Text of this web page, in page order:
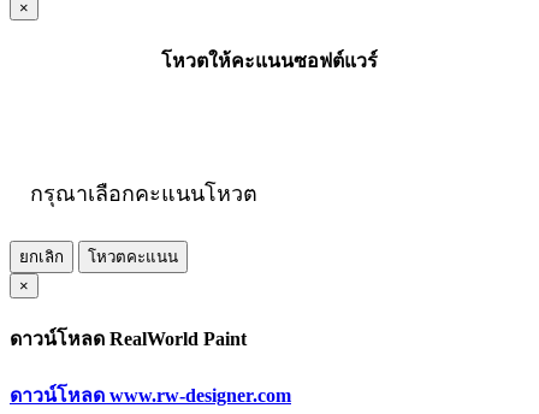
×
โหวตให้คะแนนซอฟต์แวร์
กรุณาเลือกคะแนนโหวต
ยกเลิก
โหวตคะแนน
×
ดาวน์โหลด RealWorld Paint
ดาวน์โหลด www.rw-designer.com